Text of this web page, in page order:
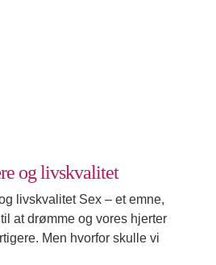
og livskvalitet
livskvalitet Sex – et emne,
at drømme og vores hjerter
Men hvorfor skulle vi